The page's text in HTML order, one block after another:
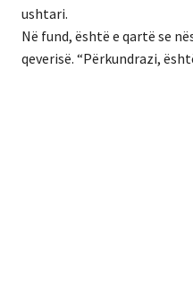
ushtari.
Në fund, është e qartë se
qeverisë. “Përkundrazi,